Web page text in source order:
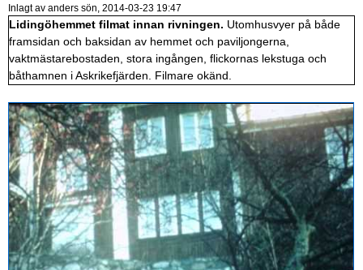
Inlagt av anders sön, 2014-03-23 19:47
Lidingöhemmet filmat innan rivningen. Utomhusvyer på både
framsidan och baksidan av hemmet och paviljongerna,
vaktmästarebostaden, stora ingången, flickornas lekstuga och
båthamnen i Askrikefjärden. Filmare okänd.